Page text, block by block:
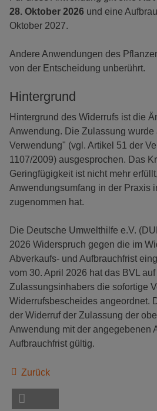
28. Oktober 2026 und eine
Oktober 2027.
Andere Anwendungen des
von der Entscheidung unberührt.
Hintergrund
Hintergrund des Widerrufs ist die
Anwendung. Die Zulassung wurde
Verwendung" (vgl. Artikel 51 der
1107/2009) ausgesprochen. Das
Geringfügigkeit ist nicht mehr
Anwendungsumfang in der Praxis
zugenommen hat.
Die Deutsche Umwelthilfe e.V.
2026 Widerspruch gegen die im
Abverkaufs- und Aufbrauchfrist
vom 30. April 2026 hat das BVL
Zulassungsinhabers die sofortige
Widerrufsbescheides angeordnet.
der Widerruf der Zulassung der
Anwendung mit der angegebenen
Aufbrauchfrist gültig.
Zurück